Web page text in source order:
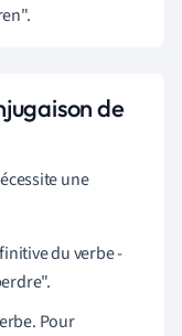
de
une
du verbe -
Pour